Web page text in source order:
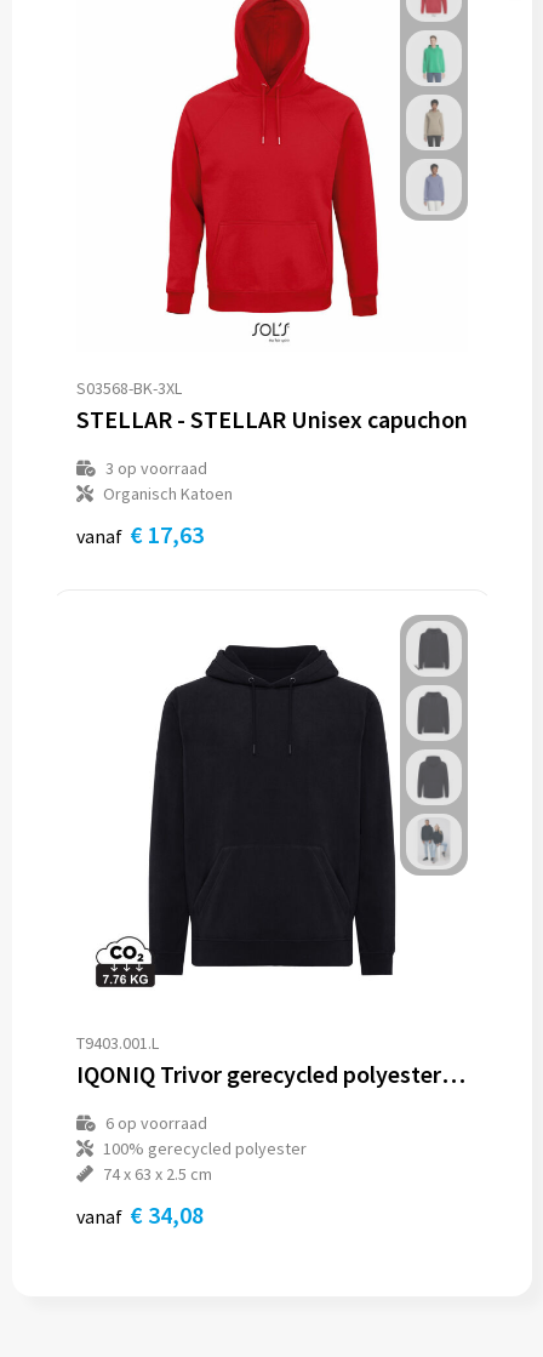
S03568-BK-3XL
STELLAR - STELLAR Unisex capuchon
3 op voorraad
Organisch Katoen
vanaf € 17,63
T9403.001.L
IQONIQ Trivor gerecycled polyester fleece hoodie
6op voorraad
100% gerecycled polyester
74 x 63 x 2.5 cm
vanaf € 34,08